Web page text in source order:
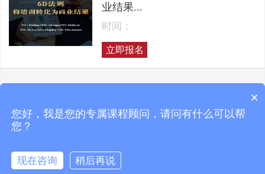
业结果...
时间：
立即报名
上一页 下一页
Copyright © 2025 凯洛格咨询 ALL RIGHTS RESERVED
×
您好，我是您的专属课程顾问，请问有什么可以帮
您？
现在咨询 稍后再说